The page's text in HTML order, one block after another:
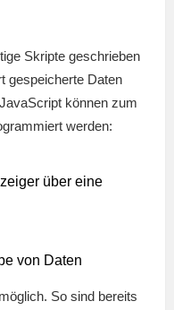
Skripte geschrieben
gespeicherte Daten
können zum
werden:
über eine
von Daten
So sind bereits